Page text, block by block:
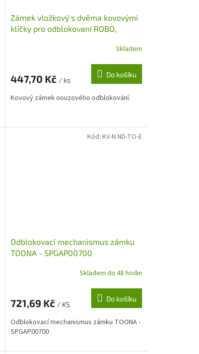
Zámek vložkový s dvěma kovovými
klíčky pro odblokovaní ROBO,
Skladem
447,70 Kč / ks
Do košíku
Kovový zámek nouzového odblokování.
Odblokovací mechanismus zámku
TOONA - SPGAP00700
Skladem do 48 hodin
721,69 Kč / KS
Do košíku
Odblokovací mechanismus zámku TOONA -
SPGAP00700
Kód: KV-N ND-TO-E